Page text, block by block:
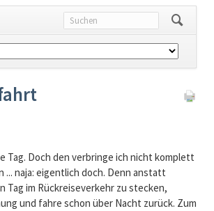
Tag. Doch den verbringe ich nicht komplett
... naja: eigentlich doch. Denn anstatt
Tag im Rückreiseverkehr zu stecken,
und fahre schon über Nacht zurück. Zum